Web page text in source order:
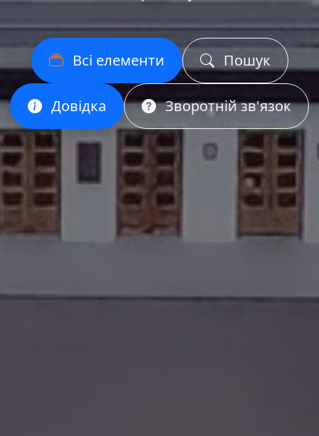
Всі елементи Пошук
Довідка Зворотній зв'язок